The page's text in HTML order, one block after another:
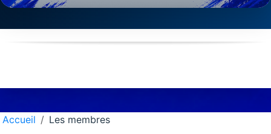
Accueil Les membres